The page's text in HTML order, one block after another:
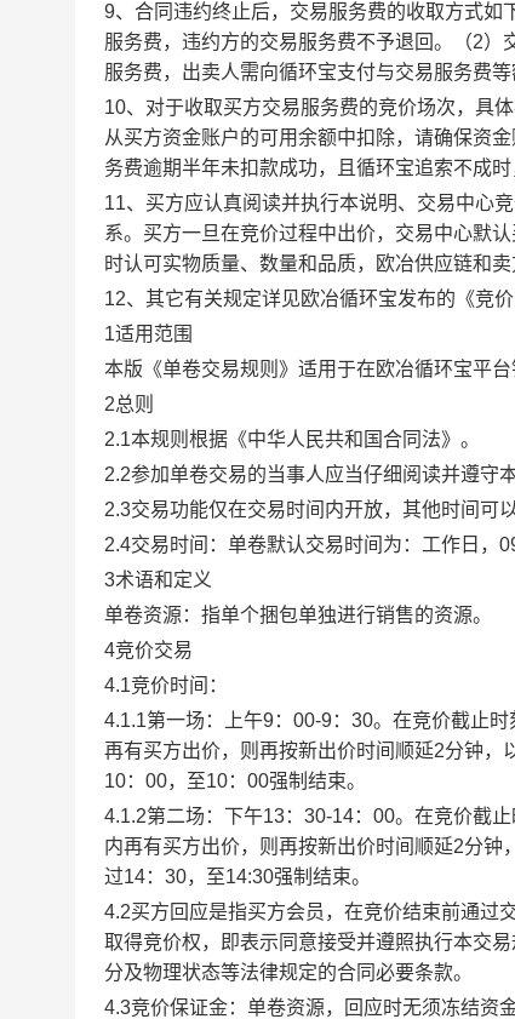
9、合同违约终止后，交易服务费的收取方式
服务费，违约方的交易服务费不予退回。（2
服务费，出卖人需向循环宝支付与交易服务费
10、对于收取买方交易服务费的竞价场次，具
从买方资金账户的可用余额中扣除，请确保资
务费逾期半年未扣款成功，且循环宝追索不成
11、买方应认真阅读并执行本说明、交易中心
系。买方一旦在竞价过程中出价，交易中心默
时认可实物质量、数量和品质，欧冶供应链和
12、其它有关规定详见欧冶循环宝发布的《竞价
1适用范围
本版《单卷交易规则》适用于在欧冶循环宝平台
2总则
2.1本规则根据《中华人民共和国合同法》。
2.2参加单卷交易的当事人应当仔细阅读并遵守
2.3交易功能仅在交易时间内开放，其他时间可
2.4交易时间：单卷默认交易时间为：工作日，
3术语和定义
单卷资源：指单个捆包单独进行销售的资源。
4竞价交易
4.1竞价时间：
4.1.1第一场：上午9：00-9：30。在竞价截止
再有买方出价，则再按新出价时间顺延2分钟
10：00，至10：00强制结束。
4.1.2第二场：下午13：30-14：00。在竞价截
内再有买方出价，则再按新出价时间顺延2分
过14：30，至14:30强制结束。
4.2买方回应是指买方会员，在竞价结束前通过
取得竞价权，即表示同意接受并遵照执行本交
分及物理状态等法律规定的合同必要条款。
4.3竞价保证金：单卷资源，回应时无须冻结资金